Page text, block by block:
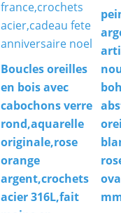
Boucles oreilles
en bois avec
cabochons verre
rond,aquarelle
originale,rose
orange
argent,crochets
acier 316L,fait